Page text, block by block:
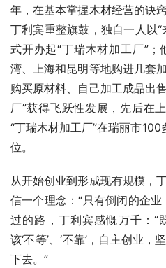
年，在基本掌握木材经营的诀
丁利宾重整旗鼓，独自一人以
式开办起“丁瑞木材加工厂”
湾、上海和昆明等地购进几套
购买原材料、自己加工成品出
厂”获得飞跃性发展，先后在
“丁瑞木材加工厂”在瑞丽市
位。
从开始创业到形成现有规模，
信一个理念：“只有倒闭的企
过的路，丁利宾感慨万千：“
该‘不等’、‘不靠’，自主创业
下去。”